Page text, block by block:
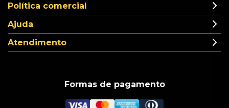
Política comercial
Ajuda
Atendimento
Formas de pagamento